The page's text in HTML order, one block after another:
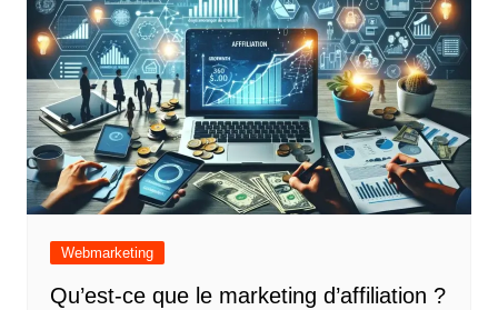
Webmarketing
Qu’est-ce que le marketing d’affiliation ?